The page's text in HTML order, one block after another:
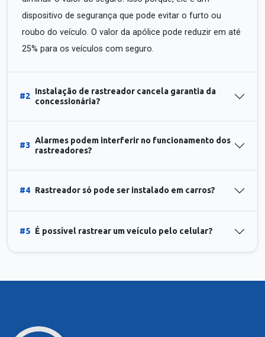
dispositivo de segurança que pode evitar o furto ou
roubo do veículo. O valor da apólice pode reduzir em até
25% para os veículos com seguro.
#2
Instalação de rastreador cancela garantia da
concessionária?
#3
Alarmes podem interferir no funcionamento dos
rastreadores?
#4 Rastreador só pode ser instalado em carros?
#5 É possível rastrear um veículo pelo celular?